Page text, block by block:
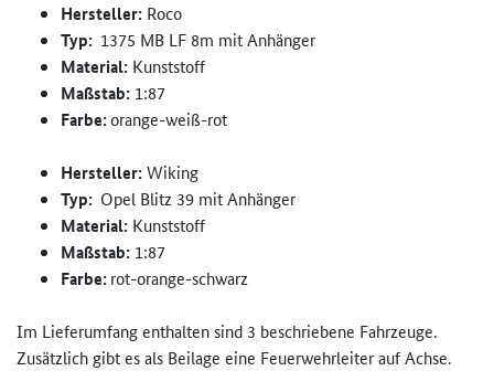
Hersteller: Roco
Typ: 1375 MB LF 8m mit Anhänger
Material: Kunststoff
Maßstab: 1:87
Farbe:orange-weiß-rot
Hersteller:Wiking
Typ: Opel Blitz 39 mit Anhänger
Material: Kunststoff
Maßstab: 1:87
Farbe:rot-orange-schwarz
Im Lieferumfang enthalten sind 3 beschriebene Fahrzeuge.
Zusätzlich gibt es als Beilage eine Feuerwehrleiter auf Achse.